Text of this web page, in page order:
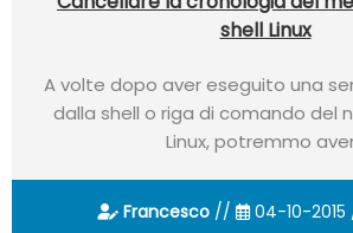
shell Linux
A volte dopo aver eseguito una
dalla shell o riga di comando del
Linux, potremmo
Francesco // 04-10-